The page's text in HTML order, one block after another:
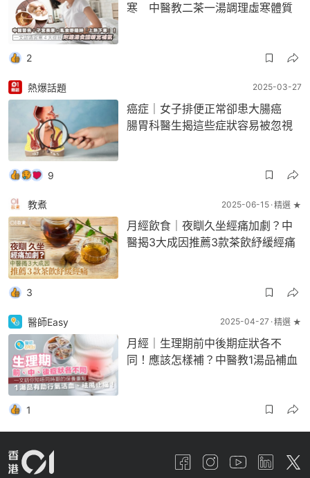
寒 中醫教二茶一湯調理虛寒體質
2
熱爆話題 2025-03-27
癌症｜女子排便正常卻患大腸癌
腸胃科醫生揭這些症狀容易被忽視
9
教煮 2025-06-15 精選 ★
月經飲食｜夜瞓久坐經痛加劇？中
醫揭3大成因推薦3款茶飲紓緩經痛
3
醫師Easy 2025-04-27 精選 ★
月經｜生理期前中後期症狀各不
同！應該怎樣補？中醫教1湯品補血
1